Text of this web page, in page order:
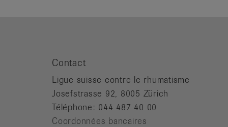
Contact
Ligue suisse contre le rhumatisme
Josefstrasse 92, 8005 Zürich
Téléphone: 044 487 40 00
Coordonnées bancaires